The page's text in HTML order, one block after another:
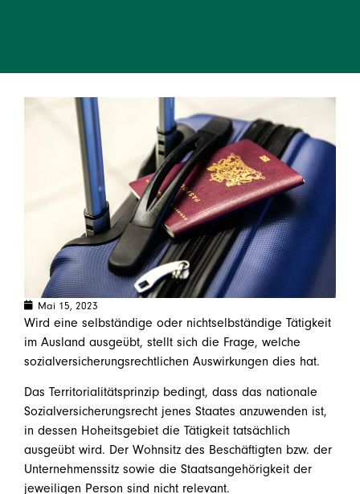
Mai 15, 2023
Wird eine selbständige oder nichtselbständige Tätigkeit
im Ausland ausgeübt, stellt sich die Frage, welche
sozialversicherungsrechtlichen Auswirkungen dies hat.
Das Territorialitätsprinzip bedingt, dass das nationale
Sozialversicherungsrecht jenes Staates anzuwenden ist,
in dessen Hoheitsgebiet die Tätigkeit tatsächlich
ausgeübt wird. Der Wohnsitz des Beschäftigten bzw. der
Unternehmenssitz sowie die Staatsangehörigkeit der
jeweiligen Person sind nicht relevant.